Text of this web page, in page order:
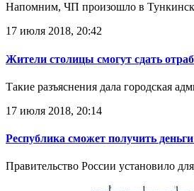
Напомним, ЧП произошло в
17 июля 2018, 20:42
Жители столицы смогут сдать
Такие разъяснения дала городская
17 июля 2018, 20:14
Республика сможет получить
Правительство России установило